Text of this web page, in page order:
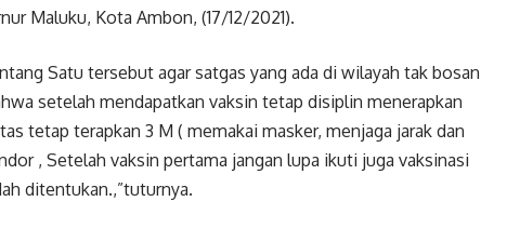
Maluku, Kota Ambon, (17/12/2021).
Satu tersebut agar satgas yang ada di wilayah tak bosan
setelah mendapatkan vaksin tetap disiplin menerapkan
tetap terapkan 3 M ( memakai masker, menjaga jarak dan
, Setelah vaksin pertama jangan lupa ikuti juga vaksinasi
ditentukan.,”tuturnya.